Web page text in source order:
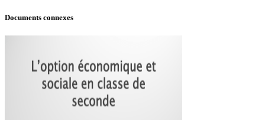
Documents connexes